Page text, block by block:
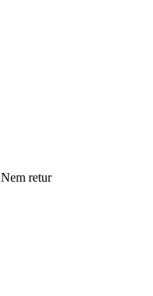
Nem retur